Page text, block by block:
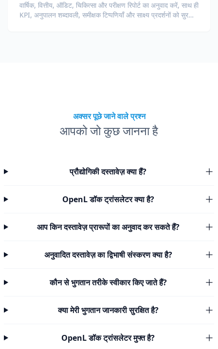
वार्षिक, वित्तीय, ऑडिट, चिकित्सा और परीक्षण रिपोर्ट का अनुवाद करें, साथ ही
KPI, अनुपालन शब्दावली, समीक्षक टिप्पणियाँ और साक्ष्य प्रदर्शनों को सुरक्षित
अक्सर पूछे जाने वाले प्रश्न
आपको जो कुछ जानना है
प्रौद्योगिकी दस्तावेज़ क्या हैं?
OpenL डॉक ट्रांसलेटर क्या है?
आप किन दस्तावेज़ प्रारूपों का अनुवाद कर सकते हैं?
अनुवादित दस्तावेज़ का द्विभाषी संस्करण क्या है?
कौन से भुगतान तरीके स्वीकार किए जाते हैं?
क्या मेरी भुगतान जानकारी सुरक्षित है?
OpenL डॉक ट्रांसलेटर मुफ्त है?